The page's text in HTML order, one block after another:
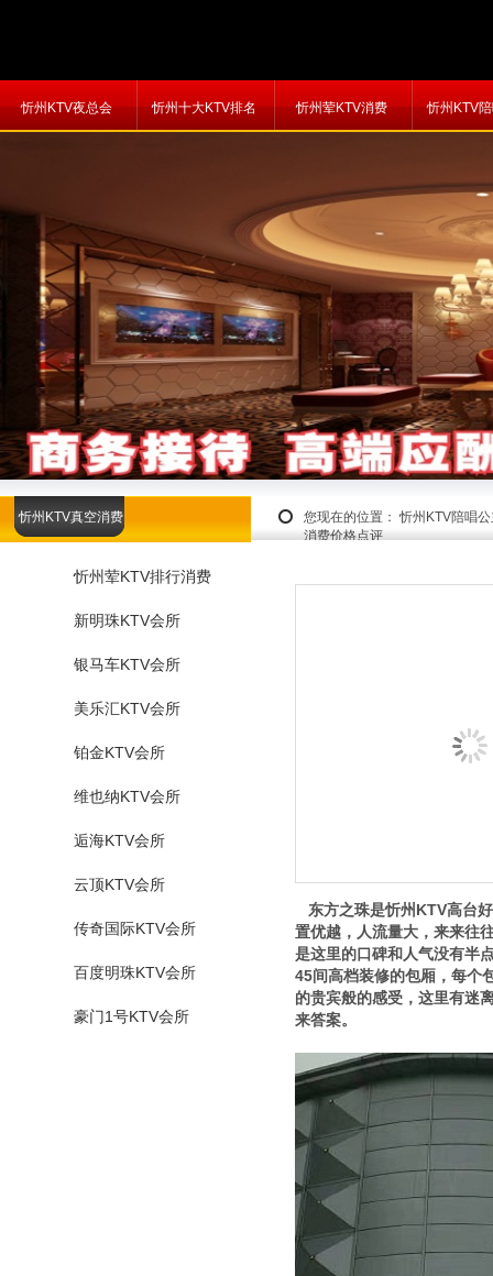
忻州KTV夜总会 忻州十大KTV排名 忻州荤KTV消费 忻州KTV
您现在的位置： 忻州KTV陪唱
消费价格点评
忻州KTV真空消费
忻州荤KTV排行消费
新明珠KTV会所
银马车KTV会所
美乐汇KTV会所
铂金KTV会所
维也纳KTV会所
逅海KTV会所
云顶KTV会所
传奇国际KTV会所
百度明珠KTV会所
豪门1号KTV会所
东方之珠是忻州KTV高台
置优越，人流量大，来来往
是这里的口碑和人气没有半
45间高档装修的包厢，每个
的贵宾般的感受，这里有迷
来答案。